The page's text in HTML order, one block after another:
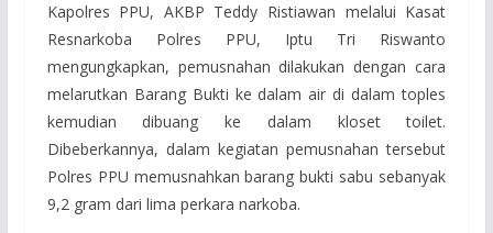
Kapolres PPU, AKBP Teddy Ristiawan melalui Kasat
Resnarkoba Polres PPU, Iptu Tri Riswanto
mengungkapkan, pemusnahan dilakukan dengan cara
melarutkan Barang Bukti ke dalam air di dalam toples
kemudian dibuang ke dalam kloset toilet.
Dibeberkannya, dalam kegiatan pemusnahan tersebut
Polres PPU memusnahkan barang bukti sabu sebanyak
9,2 gram dari lima perkara narkoba.